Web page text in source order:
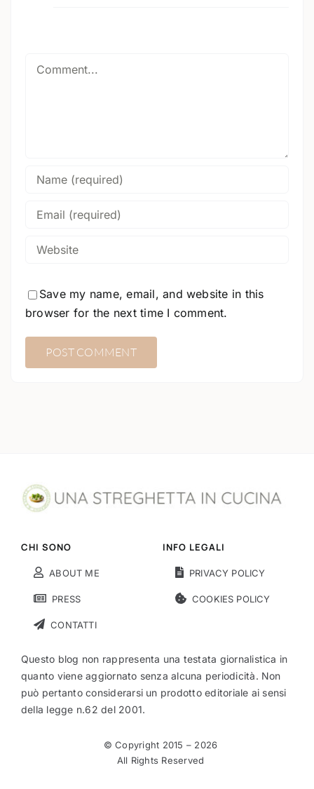
Save my name, email, and website in this
browser for the next time I comment.
CHI SONO
ABOUT ME
PRESS
CONTATTI
INFO LEGALI
PRIVACY POLICY
COOKIES POLICY
Questo blog non rappresenta una testata giornalistica in
quanto viene aggiornato senza alcuna periodicità. Non
può pertanto considerarsi un prodotto editoriale ai sensi
della legge n.62 del 2001.
© Copyright 2015 – 2026
All Rights Reserved